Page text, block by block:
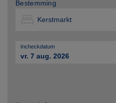
Bestemming
Incheckdatum
vr. 7 aug. 2026